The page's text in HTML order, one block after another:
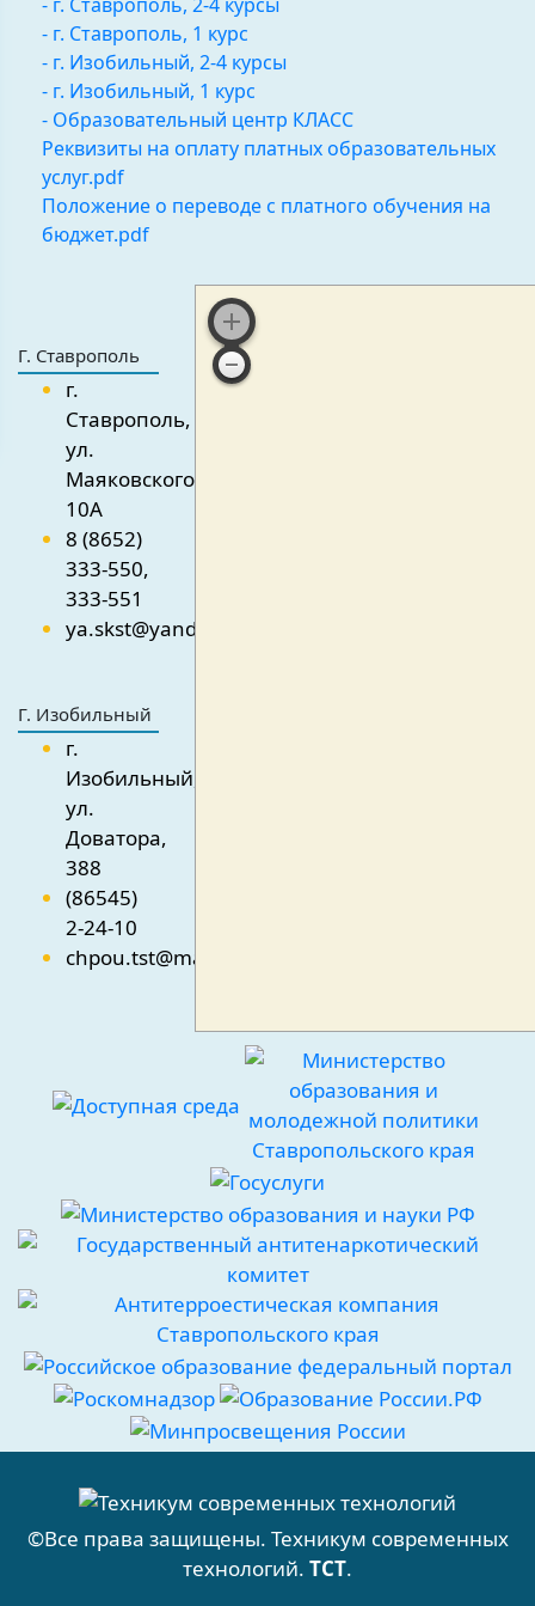
- г. Ставрополь, 1 курс
- г. Изобильный, 2-4 курсы
- г. Изобильный, 1 курс
- Образовательный центр КЛАСС
Реквизиты на оплату платных образовательных
услуг.pdf
Положение о переводе с платного обучения на
бюджет.pdf
Г. Ставрополь
г.
Ставрополь,
ул.
Маяковского,
10А
8 (8652)
333-550,
333-551
ya.skst@yandex.ru
Г. Изобильный
г.
Изобильный,
ул.
Доватора,
388
(86545)
2-24-10
chpou.tst@mail.ru
©Все права защищены. Техникум современных
технологий. ТСТ.